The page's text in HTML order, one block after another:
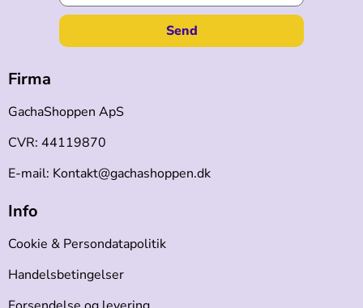
Send
Firma
GachaShoppen ApS
CVR: 44119870
E-mail: Kontakt@gachashoppen.dk
Info
Cookie & Persondatapolitik
Handelsbetingelser